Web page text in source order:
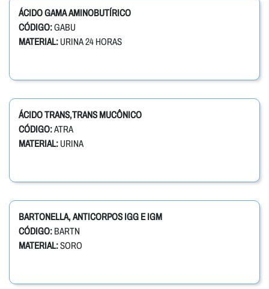
ÁCIDO GAMA AMINOBUTÍRICO
CÓDIGO:GABU
MATERIAL: URINA 24 HORAS
ÁCIDO TRANS,TRANS MUCÔNICO
CÓDIGO:ATRA
MATERIAL: URINA
BARTONELLA, ANTICORPOS IGG E IGM
CÓDIGO: BARTN
MATERIAL:SORO